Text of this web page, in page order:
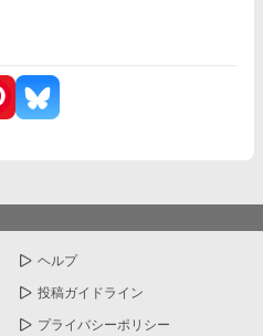
ヘルプ
投稿ガイドライン
プライバシーポリシー